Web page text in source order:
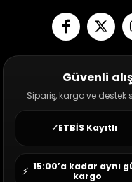
Güvenli
Sipariş, kargo ve destek
✓ETBİS Kayıtlı
⚡ 15:00’a kadar aynı
kargo